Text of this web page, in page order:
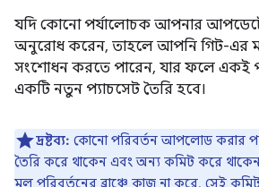
যদি কোনো পর্যালোচক আপনার
অনুরোধ করেন, তাহলে আপনি গিট-এর
সংশোধন করতে পারেন, যার ফলে একই
একটি নতুন প্যাচসেট তৈরি হবে।
দ্রষ্টব্য: কোনো পরিবর্তন আপলোড করার পর
তৈরি করে থাকেন এবং অন্য কমিট করে
মূল পরিবর্তনের ব্রাঞ্চে কাজ না করে, সেই